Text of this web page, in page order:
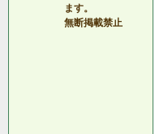
ます。
無断掲載禁止